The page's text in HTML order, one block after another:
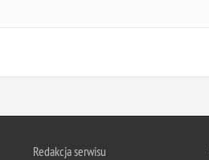
Redakcja serwisu